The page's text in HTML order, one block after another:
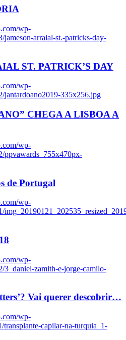
wp-
jameson-arraial-st.-patricks-day-
ST. PATRICK’S DAY
wp-
jantardoano2019-335x256.jpg
CHEGA A LISBOA A
wp-
ppvawards_755x470px-
de Portugal
wp-
wp-
3_daniel-zamith-e-jorge-camilo-
Vai querer descobrir…
wp-
transplante-capilar-na-turquia_1-